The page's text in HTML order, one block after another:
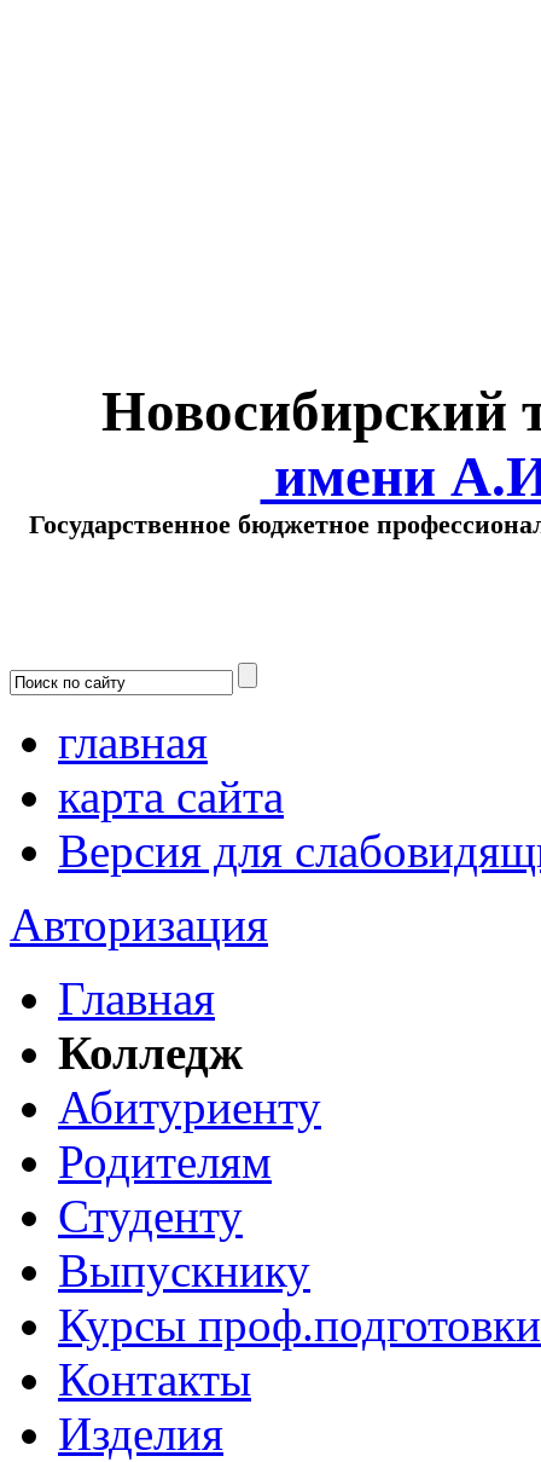
Новосибирский
имени
Государственное бюджетное
главная
карта сайта
Версия для
Авторизация
Главная
Колледж
Абитуриенту
Родителям
Студенту
Выпускнику
Курсы проф.подготовки
Контакты
Изделия